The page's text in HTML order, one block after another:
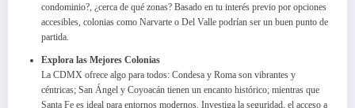
condominio?, ¿cerca de qué zonas? Basado en tu interés previo por opciones
accesibles, colonias como Narvarte o Del Valle podrían ser un buen punto de
partida.
Explora las Mejores Colonias
La CDMX ofrece algo para todos: Condesa y Roma son vibrantes y
céntricas; San Ángel y Coyoacán tienen un encanto histórico; mientras que
Santa Fe es ideal para entornos modernos. Investiga la seguridad, el acceso a